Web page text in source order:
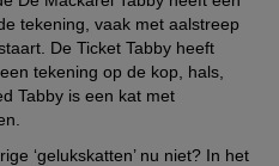
tekening, vaak met aalstreep
De Ticket Tabby heeft
tekening op de kop, hals,
Tabby is een kat met
‘gelukskatten’ nu niet? In het